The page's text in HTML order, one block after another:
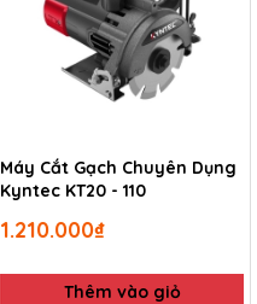
Máy Cắt Gạch Chuyên Dụng
Kyntec KT20 - 110
1.210.000₫
Thêm vào giỏ